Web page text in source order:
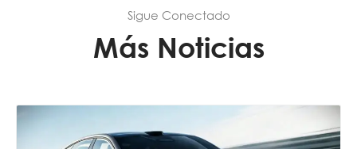
Sigue Conectado
Más Noticias